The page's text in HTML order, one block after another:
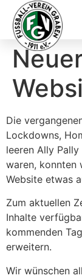
Die
Lockdowns,
leeren Ally
waren, konnten
Website etwas
Zum aktuellen
Inhalte
kommenden
erweitern.
Wir wünschen